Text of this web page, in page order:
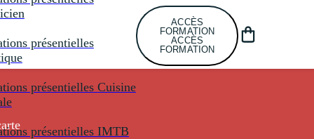
présentielles
présentielles Cuisine
présentielles IMTB
ACCÈS
FORMATION
ACCÈS
FORMATION